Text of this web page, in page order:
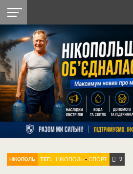
НІКОПОЛЬ
РАЙОН
СІЧЕСЛАВСЬКА
УКРАЇНА
РЕТРО
НІКОПОЛЬ
ЛАЙТ
УКРАЇНА
ДОПОМОГА
РАДІО
НІКОПОЛЬ ТЕГ: НІКОПОЛЬ •СПОРТ 9